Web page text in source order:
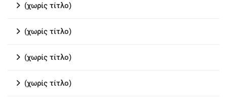
(χωρίς τίτλο)
(χωρίς τίτλο)
(χωρίς τίτλο)
(χωρίς τίτλο)